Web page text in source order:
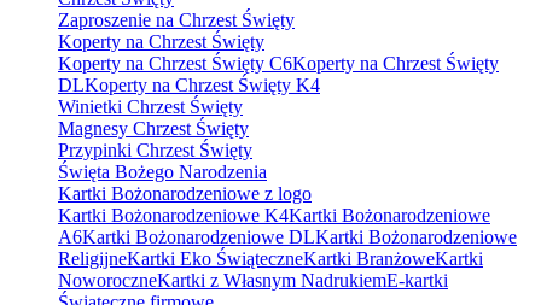
Zaproszenie na Chrzest Święty
Koperty na Chrzest Święty
Koperty na Chrzest Święty C6Koperty na Chrzest Święty
DLKoperty na Chrzest Święty K4
Winietki Chrzest Święty
Magnesy Chrzest Święty
Przypinki Chrzest Święty
Święta Bożego Narodzenia
Kartki Bożonarodzeniowe z logo
Kartki Bożonarodzeniowe K4Kartki Bożonarodzeniowe
A6Kartki Bożonarodzeniowe DLKartki Bożonarodzeniowe
ReligijneKartki Eko ŚwiąteczneKartki BranżoweKartki
NoworoczneKartki z Własnym NadrukiemE-kartki